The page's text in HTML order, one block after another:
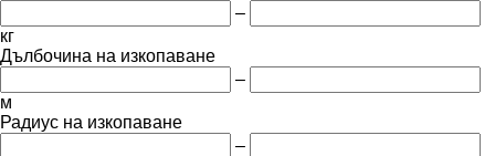
–
кг
Дълбочина на изкопаване
–
м
Радиус на изкопаване
–